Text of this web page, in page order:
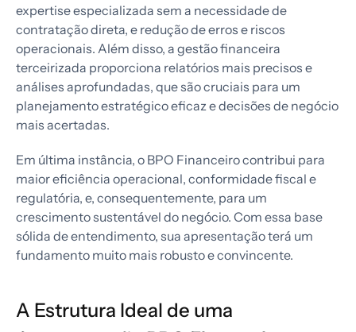
expertise especializada sem a necessidade de
contratação direta, e redução de erros e riscos
operacionais. Além disso, a gestão financeira
terceirizada proporciona relatórios mais precisos e
análises aprofundadas, que são cruciais para um
planejamento estratégico eficaz e decisões de negócio
mais acertadas.
Em última instância, o BPO Financeiro contribui para
maior eficiência operacional, conformidade fiscal e
regulatória, e, consequentemente, para um
crescimento sustentável do negócio. Com essa base
sólida de entendimento, sua apresentação terá um
fundamento muito mais robusto e convincente.
A Estrutura Ideal de uma